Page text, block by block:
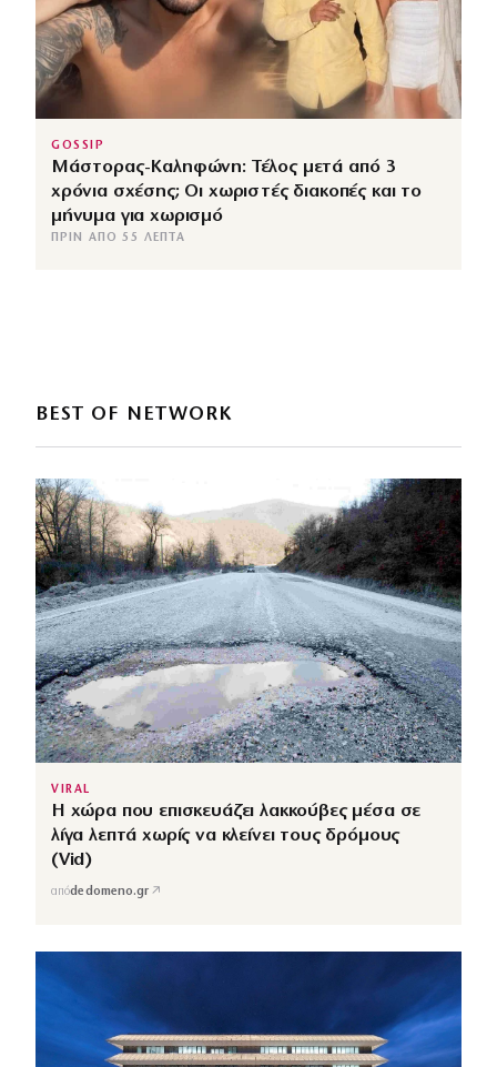
GOSSIP
Μάστορας-Καληφώνη: Τέλος μετά από 3
χρόνια σχέσης; Οι χωριστές διακοπές και το
μήνυμα για χωρισμό
ΠΡΙΝ ΑΠΌ 55 ΛΕΠΤΆ
BEST OF NETWORK
VIRAL
Η χώρα που επισκευάζει λακκούβες μέσα σε
λίγα λεπτά χωρίς να κλείνει τους δρόμους
(Vid)
απόdedomeno.gr ↗